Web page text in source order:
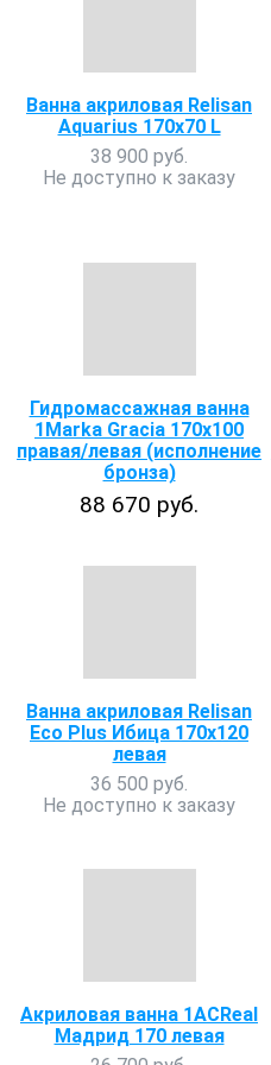
Ванна акриловая Relisan
Aquarius 170x70 L
38 900 руб.
Не доступно к заказу
Гидромассажная ванна
1Marka Gracia 170х100
правая/левая (исполнение
бронза)
88 670 руб.
Ванна акриловая Relisan
Eco Plus Ибица 170х120
левая
36 500 руб.
Не доступно к заказу
Акриловая ванна 1ACReal
Мадрид 170 левая